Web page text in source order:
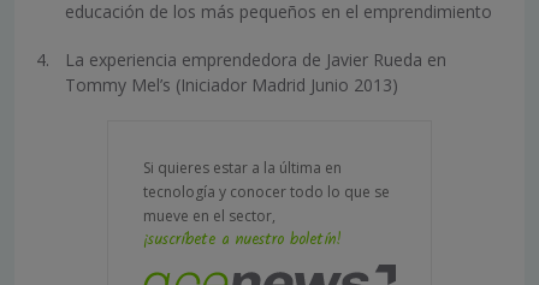
educación de los más pequeños en el emprendimiento
La experiencia emprendedora de Javier Rueda en
Tommy Mel’s (Iniciador Madrid Junio 2013)
Si quieres estar a la última en
tecnología y conocer todo lo que se
mueve en el sector,
¡suscríbete a nuestro boletín!